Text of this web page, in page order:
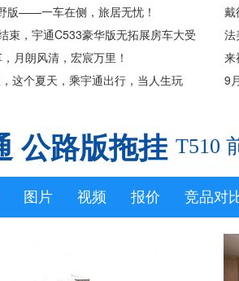
版——一车在侧，旅居无忧！
戴
始
束，宇通C533豪华版无拓展房车大受
法
月朗风清，宏宸万里！
来
这个夏天，乘宇通出行，当人生玩
9
公路版拖挂 T510
图片 视频 报价 竞品对